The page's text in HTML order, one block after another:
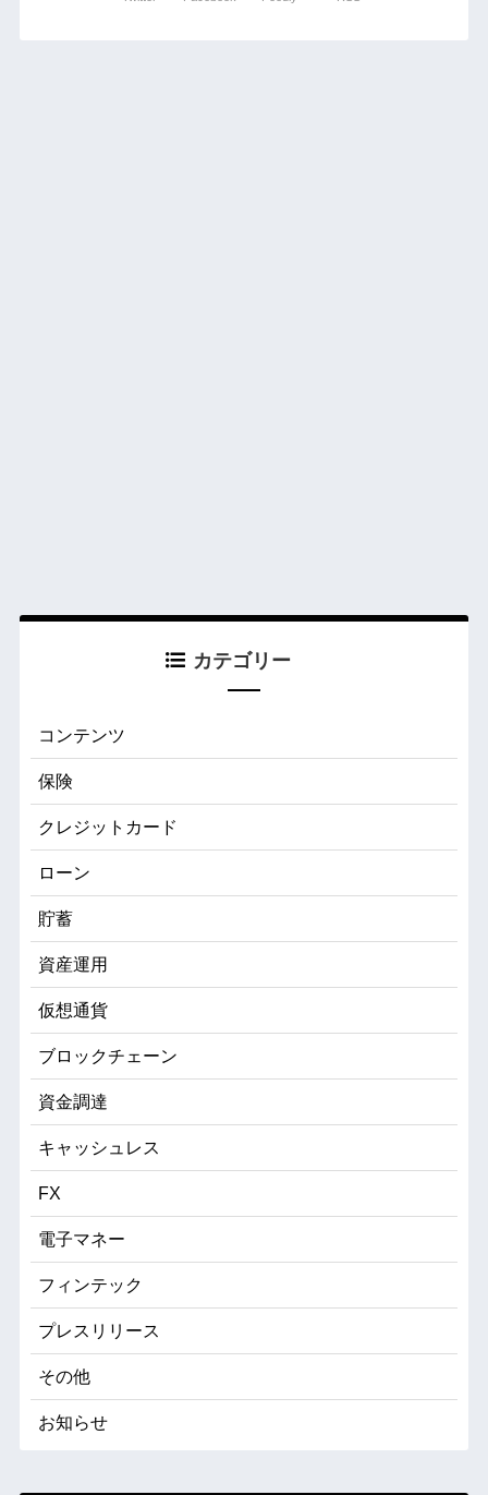
カテゴリー
コンテンツ
保険
クレジットカード
ローン
貯蓄
資産運用
仮想通貨
ブロックチェーン
資金調達
キャッシュレス
FX
電子マネー
フィンテック
プレスリリース
その他
お知らせ